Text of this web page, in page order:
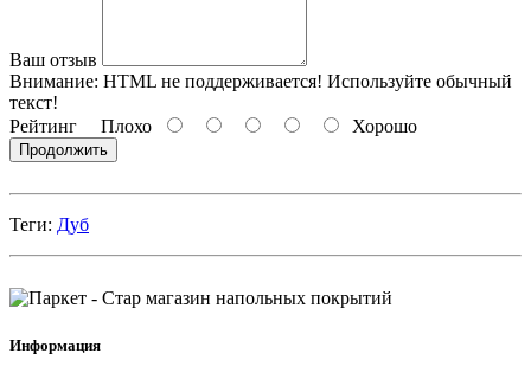
Ваш отзыв
Внимание: HTML не поддерживается! Используйте обычный
текст!
Рейтинг Плохо Хорошо
Продолжить
Теги: Дуб
Информация